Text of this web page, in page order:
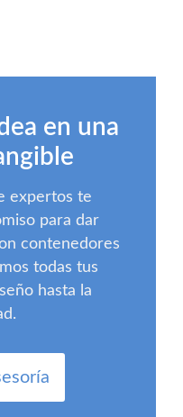
en una
expertos te
para dar
contenedores
todas tus
hasta la